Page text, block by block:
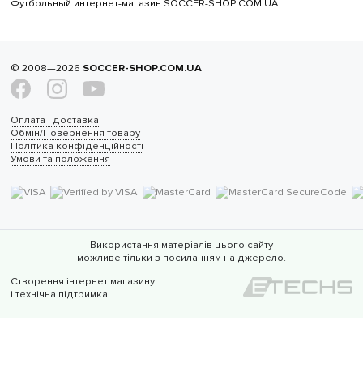
Футбольный интернет-магазин SOCCER-SHOP.COM.UA
© 2008—2026 SOCCER-SHOP.COM.UA
Оплата і доставка
Обмін/Повернення товару
Політика конфіденційності
Умови та положення
Використання матеріалів цього сайту
можливе тільки з посиланням на джерело.
Створення інтернет магазину
і технічна підтримка